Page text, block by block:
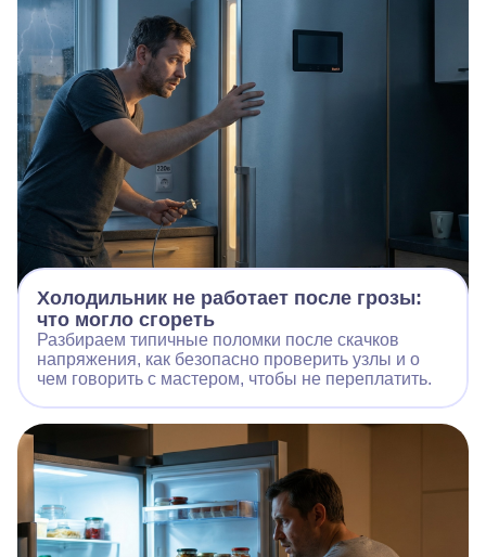
Холодильник не работает после грозы:
что могло сгореть
Разбираем типичные поломки после скачков
напряжения, как безопасно проверить узлы и о
чем говорить с мастером, чтобы не переплатить.